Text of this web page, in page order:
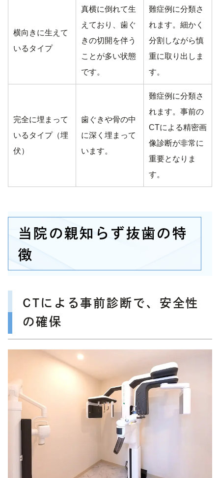
横向きに生えて
いるタイプ
真横に倒れて生
えており、歯ぐ
きの切開を伴う
ことが多い状態
です。
難症例に分類さ
れます。細かく
分割しながら慎
重に取り出しま
す。
完全に埋まって
いるタイプ（埋
伏）
歯ぐきや骨の中
に深く埋まって
います。
難症例に分類さ
れます。事前の
CTによる精密画
像診断が非常に
重要となりま
す。
当院の親知らず抜歯の特
徴
CTによる事前診断で、安全性
の確保